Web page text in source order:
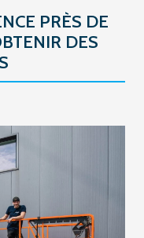
PRÈS DE
DES